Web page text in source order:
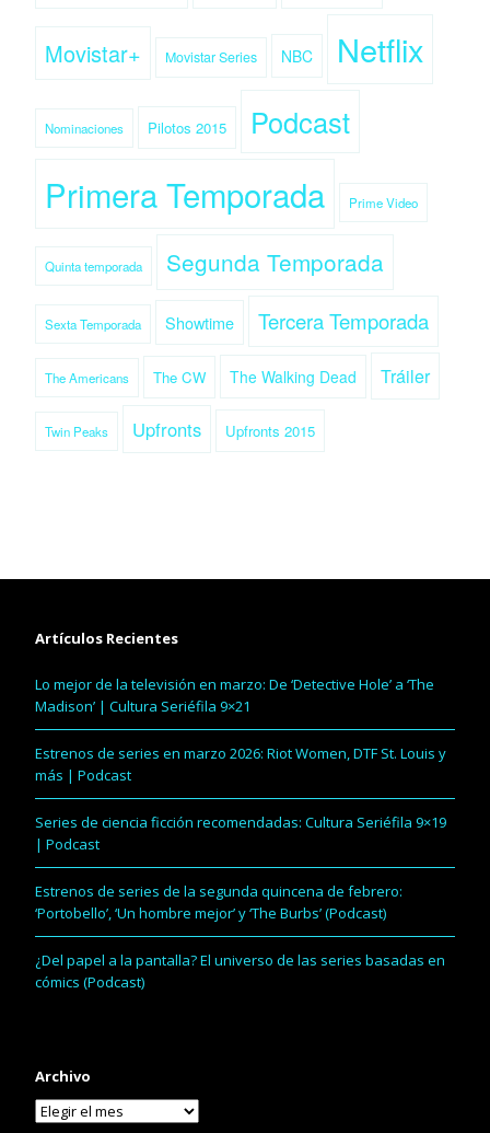
Movistar+ Movistar Series NBC Netflix
Nominaciones Pilotos 2015 Podcast
Primera Temporada Prime Video
Quinta temporada Segunda Temporada
Sexta Temporada Showtime Tercera Temporada
The Americans The CW The Walking Dead Tráiler
Twin Peaks Upfronts Upfronts 2015
Artículos Recientes
Lo mejor de la televisión en marzo: De ‘Detective Hole’ a ‘The
Madison’ | Cultura Seriéfila 9×21
Estrenos de series en marzo 2026: Riot Women, DTF St. Louis y
más | Podcast
Series de ciencia ficción recomendadas: Cultura Seriéfila 9×19
| Podcast
Estrenos de series de la segunda quincena de febrero:
‘Portobello’, ‘Un hombre mejor’ y ‘The Burbs’ (Podcast)
¿Del papel a la pantalla? El universo de las series basadas en
cómics (Podcast)
Archivo